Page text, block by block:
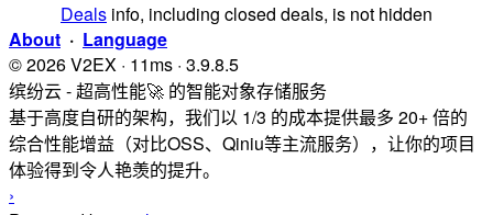
Deals info, including closed deals, is not hidden
About · Language
© 2026 V2EX · 11ms · 3.9.8.5
缤纷云 - 超高性能🚀 的智能对象存储服务
基于高度自研的架构，我们以 1/3 的成本提供最多 20+ 倍的
综合性能增益（对比OSS、Qiniu等主流服务），让你的项目
体验得到令人艳羡的提升。
›